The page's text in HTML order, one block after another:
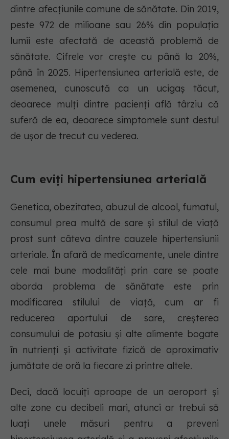
dintre afecțiunile comune de sănătate. Din 2019,
peste 972 de milioane sau 26% din populația
lumii este afectată de această problemă de
sănătate. Cifrele vor crește cu până la 20%,
până în 2025. Hipertensiunea arterială este, de
asemenea, cunoscută ca un ucigaș tăcut,
deoarece mulți dintre pacienți află târziu că
suferă de ea, deoarece simptomele sunt destul
de ușor de trecut cu vederea.
Cum eviți hipertensiunea arterială
Genetica, obezitatea, abuzul de alcool, fumatul,
consumul prea multă de sare și stilul de viață
prost sunt câteva dintre cauzele hipertensiunii
arteriale. În afară de medicamente, unele dintre
cele mai bune modalități prin care se poate
aborda problema de sănătate este prin
modificarea stilului de viață, cum ar fi
reducerea aportului de sare, creșterea
consumului de potasiu și alte alimente bogate
în nutrienți și activitate fizică de aproximativ
jumătate de oră la fiecare zi printre altele.
Deci, dacă locuiți aproape de un aeroport și
alte zone cu decibeli mari, atunci ar trebui să
luați unele măsuri pentru a preveni